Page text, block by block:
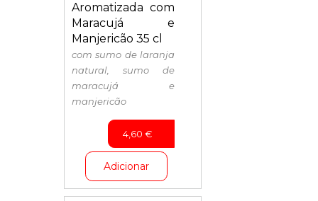
Aromatizada com
Maracujá e
Manjericão 35 cl
com sumo de laranja
natural, sumo de
maracujá e
manjericão
4,60 €
Adicionar